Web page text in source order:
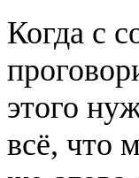
Когда с
этого
всё, что